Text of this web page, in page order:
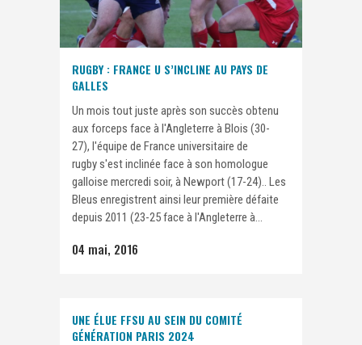
RUGBY : FRANCE U S’INCLINE AU PAYS DE
GALLES
Un mois tout juste après son succès obtenu
aux forceps face à l'Angleterre à Blois (30-
27), l'équipe de France universitaire de
rugby s'est inclinée face à son homologue
galloise mercredi soir, à Newport (17-24).. Les
Bleus enregistrent ainsi leur première défaite
depuis 2011 (23-25 face à l'Angleterre à...
04 mai, 2016
UNE ÉLUE FFSU AU SEIN DU COMITÉ
GÉNÉRATION PARIS 2024